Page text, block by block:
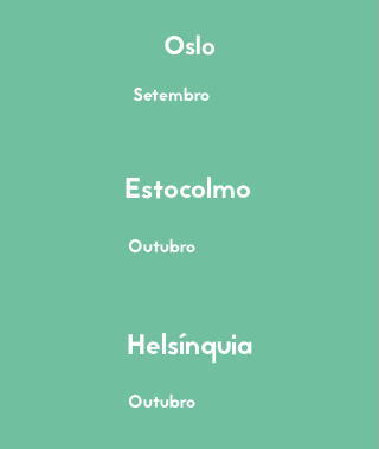
Helsínquia
Outubro
Oslo
Setembro
Outubro
Estocolmo